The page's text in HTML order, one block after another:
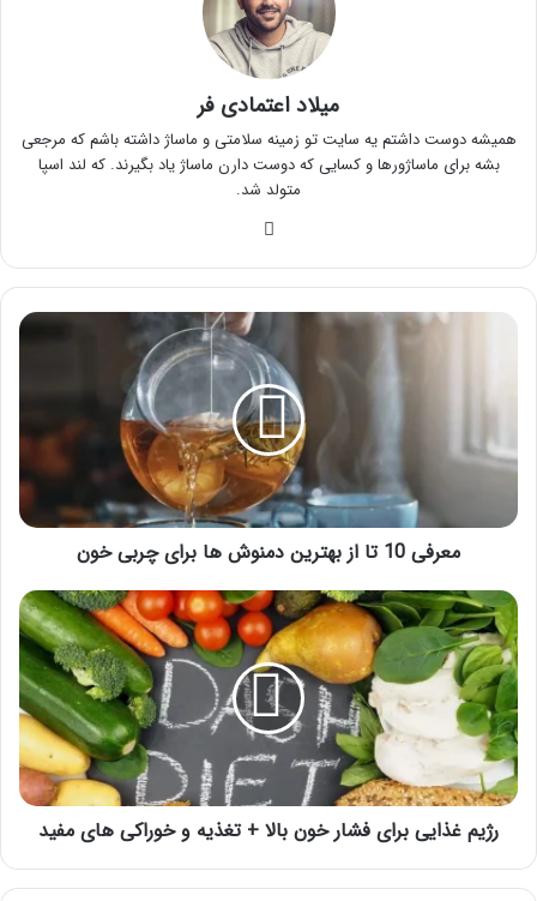
میلاد اعتمادی فر
همیشه دوست داشتم یه سایت تو زمینه سلامتی و ماساژ داشته باشم که مرجعی
بشه برای ماساژورها و کسایی که دوست دارن ماساژ یاد بگیرند. که لند اسپا
متولد شد.
دمنوش
ها
چربی
معرفی 10 تا از بهترین دمنوش ها برای چربی خون
رژیم
غذایی
برای
فشار
خون
بالا
+
تغذیه
و
خوراکی
رژیم غذایی برای فشار خون بالا + تغذیه و خوراکی های مفید